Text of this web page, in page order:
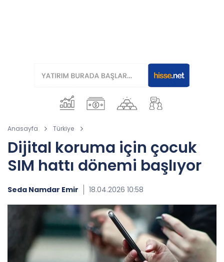
Anasayfa Türkiye
Dijital koruma için çocuk
SIM hattı dönemi başlıyor
Seda Namdar Emir 18.04.2026 10:58